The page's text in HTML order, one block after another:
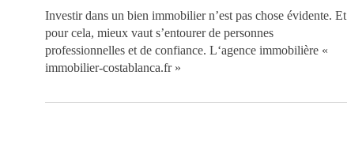
Investir dans un bien immobilier n’est pas chose évidente. Et
pour cela, mieux vaut s’entourer de personnes
professionnelles et de confiance. L‘agence immobilière «
immobilier-costablanca.fr »